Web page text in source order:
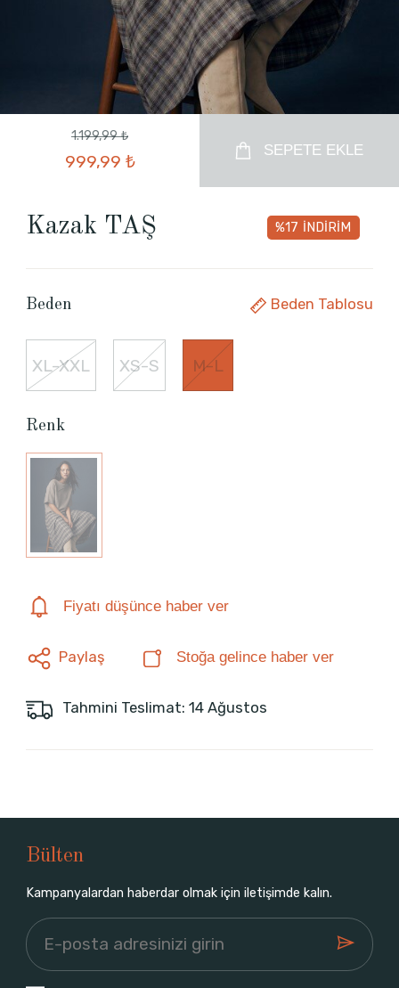
1.199,99 ₺
999,99 ₺
SEPETE EKLE
Kazak TAŞ %17 İNDİRİM
Beden Beden Tablosu
XL-XXL XS-S M-L
Renk
Fiyatı düşünce haber ver
Paylaş Stoğa gelince haber ver
Tahmini Teslimat: 14 Ağustos
Bülten
Kampanyalardan haberdar olmak için iletişimde kalın.